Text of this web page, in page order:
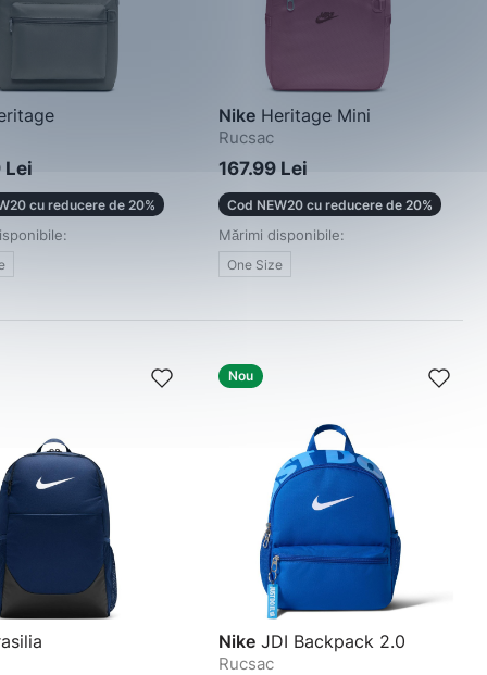
Lei
cu reducere de 20%
Nike Heritage Mini
Rucsac
167.99 Lei
Cod NEW20 cu reducere de 20%
Mărimi disponibile:
One Size
Nou
Nike JDI Backpack 2.0
Rucsac